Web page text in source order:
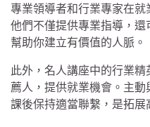
專業領導者和行業專家在就
他們不僅提供專業指導，還
幫助你建立有價值的人脈。
此外，名人講座中的行業
薦人，提供就業機會。主
課後保持適當聯繫，是拓展